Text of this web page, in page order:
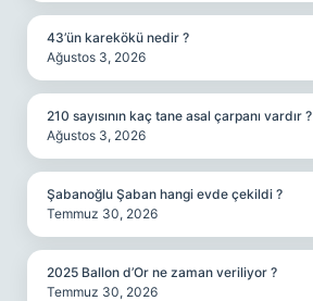
43’ün karekökü nedir ?
Ağustos 3, 2026
210 sayısının kaç tane asal çarpanı vardır ?
Ağustos 3, 2026
Şabanoğlu Şaban hangi evde çekildi ?
Temmuz 30, 2026
2025 Ballon d’Or ne zaman veriliyor ?
Temmuz 30, 2026